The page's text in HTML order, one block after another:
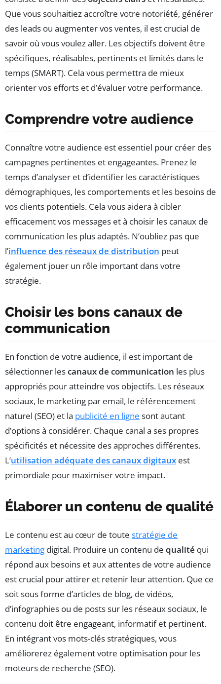
Que vous souhaitiez accroître votre notoriété, générer
des leads ou augmenter vos ventes, il est crucial de
savoir où vous voulez aller. Les objectifs doivent être
spécifiques, réalisables, pertinents et limités dans le
temps (SMART). Cela vous permettra de mieux
orienter vos efforts et d’évaluer votre performance.
Comprendre votre audience
Connaître votre audience est essentiel pour créer des
campagnes pertinentes et engageantes. Prenez le
temps d’analyser et d’identifier les caractéristiques
démographiques, les comportements et les besoins de
vos clients potentiels. Cela vous aidera à cibler
efficacement vos messages et à choisir les canaux de
communication les plus adaptés. N’oubliez pas que
l’influence des réseaux de distribution peut
également jouer un rôle important dans votre
stratégie.
Choisir les bons canaux de
communication
En fonction de votre audience, il est important de
sélectionner lescanaux de communication les plus
appropriés pour atteindre vos objectifs. Les réseaux
sociaux, le marketing par email, le référencement
naturel (SEO) et la publicité en ligne sont autant
d’options à considérer. Chaque canal a ses propres
spécificités et nécessite des approches différentes.
L’utilisation adéquate des canaux digitaux est
primordiale pour maximiser votre impact.
Élaborer un contenu de qualité
Le contenu est au cœur de toute stratégie de
marketing digital. Produire un contenu de qualité qui
répond aux besoins et aux attentes de votre audience
est crucial pour attirer et retenir leur attention. Que ce
soit sous forme d’articles de blog, de vidéos,
d’infographies ou de posts sur les réseaux sociaux, le
contenu doit être engageant, informatif et pertinent.
En intégrant vos mots-clés stratégiques, vous
améliorerez également votre optimisation pour les
moteurs de recherche (SEO).